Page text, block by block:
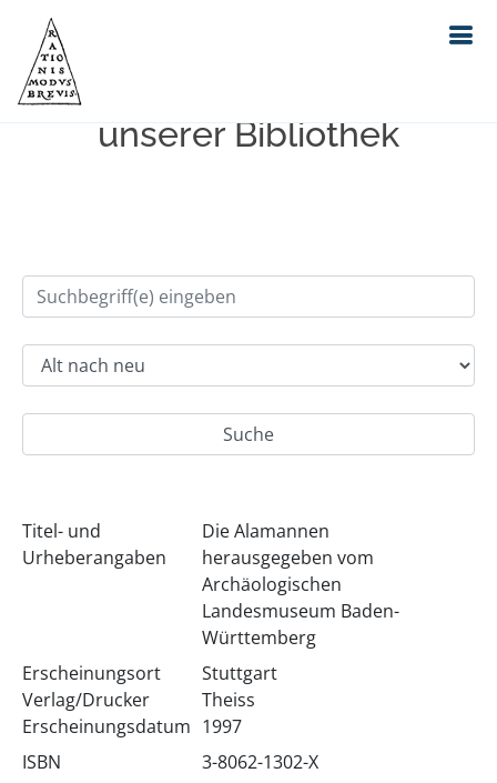
Einfache Suche im Bestand
unserer Bibliothek
Titel- und
Urheberangaben
Die Alamannen
herausgegeben vom
Archäologischen
Landesmuseum Baden-
Württemberg
Erscheinungsort
Verlag/Drucker
Erscheinungsdatum
Stuttgart
Theiss
1997
ISBN
3-8062-1302-X